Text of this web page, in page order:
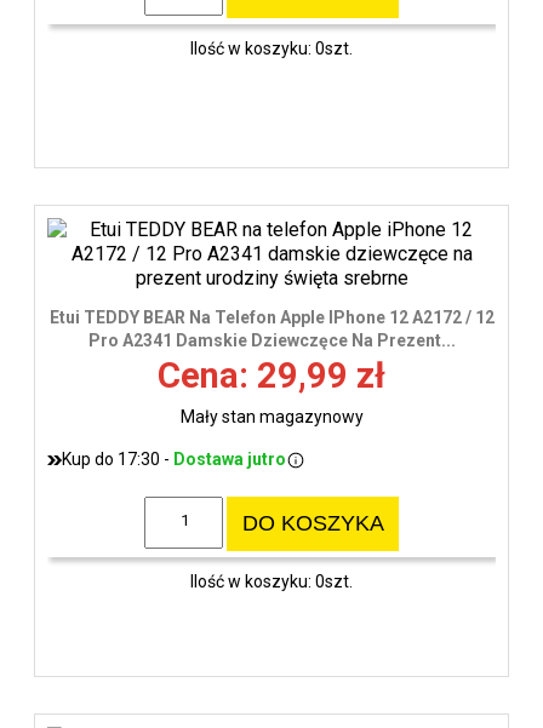
Ilość w koszyku: 0szt.
Etui TEDDY BEAR Na Telefon Apple IPhone 12 A2172 / 12
Pro A2341 Damskie Dziewczęce Na Prezent...
Cena: 29,99 zł
Mały stan magazynowy
Kup do 17:30 - Dostawa jutro
DO KOSZYKA
Ilość w koszyku: 0szt.